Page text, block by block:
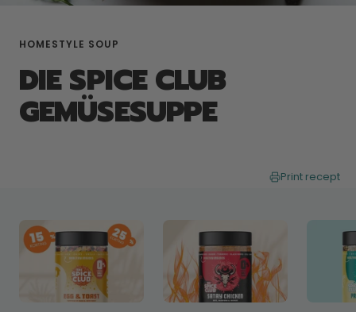
HOMESTYLE SOUP
DIE SPICE CLUB
GEMÜSESUPPE
Print recept